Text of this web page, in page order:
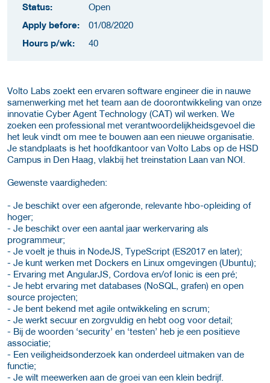
Status:
Open
Apply before:
01/08/2020
Hours p/wk:
40
Volto Labs zoekt een ervaren software engineer die in nauwe
samenwerking met het team aan de doorontwikkeling van onze
innovatie Cyber Agent Technology (CAT) wil werken. We
zoeken een professional met verantwoordelijkheidsgevoel die
het leuk vindt om mee te bouwen aan een nieuwe organisatie.
Je standplaats is het hoofdkantoor van Volto Labs op de HSD
Campus in Den Haag, vlakbij het treinstation Laan van NOI.
Gewenste vaardigheden:
- Je beschikt over een afgeronde, relevante hbo-opleiding of
hoger;
- Je beschikt over een aantal jaar werkervaring als
programmeur;
- Je voelt je thuis in NodeJS, TypeScript (ES2017 en later);
- Je kunt werken met Dockers en Linux omgevingen (Ubuntu);
- Ervaring met AngularJS, Cordova en/of Ionic is een pré;
- Je hebt ervaring met databases (NoSQL, grafen) en open
source projecten;
- Je bent bekend met agile ontwikkeling en scrum;
- Je werkt secuur en zorgvuldig en hebt oog voor detail;
- Bij de woorden ‘security’ en ‘testen’ heb je een positieve
associatie;
- Een veiligheidsonderzoek kan onderdeel uitmaken van de
functie;
- Je wilt meewerken aan de groei van een klein bedrijf.